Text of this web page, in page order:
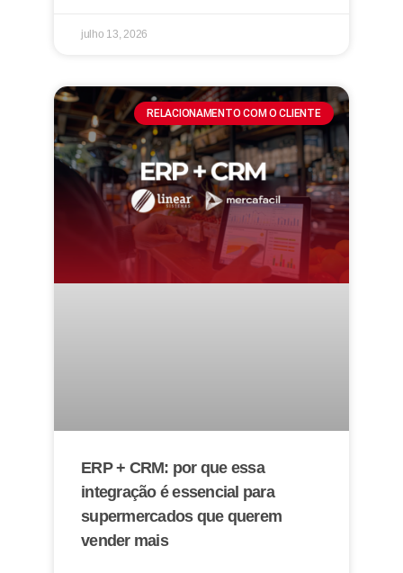
julho 13, 2026
RELACIONAMENTO COM O CLIENTE
ERP + CRM: por que essa
integração é essencial para
supermercados que querem
vender mais